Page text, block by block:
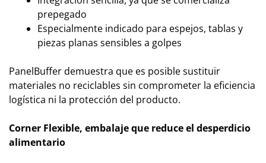
prepegado
Especialmente indicado para espejos, tablas y
piezas planas sensibles a golpes
PanelBuffer demuestra que es posible sustituir
materiales no reciclables sin comprometer la eficiencia
logística ni la protección del producto.
Corner Flexible, embalaje que reduce el desperdicio
alimentario